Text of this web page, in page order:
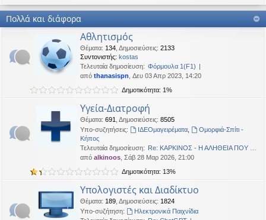
Καλησπερα
OTTO•Δευ 19 Ιαν 2026, 16:53
Καλησπερα
neodikos•Κυρ 18 Ιαν 2026, 01:49
Καλημέρα σε όλους
OTTO•Πέμ 08 Ιαν 2026, 01:33
Χρόνια πολλά, καλή χρονια με δικαιοσύνη στα παντα.
Πολλά και διάφορα
Αθλητισμός
Θέματα: 134 Δημοσιεύσεις: 2133
Συντονιστής: kostas
Τελευταία δημοσίευση: Φόρμουλα 1(F1)
από thanasispn , Δευ 03 Απρ 2023, 14:20
Δημοτικότητα: 1%
Υγεία-Διατροφή
Θέματα: 691 Δημοσιεύσεις: 8505
Υπο-συζητήσεις:
ΙΔΕΟμαγειρέματα,
Ομορφιά-Σπίτι -
Κήπος
Τελευταία δημοσίευση: Re: ΚΑΡΚΙΝΟΣ - Η ΑΛΗΘΕΙΑ ΠΟΥ …
από alkinoos , Σάβ 28 Μαρ 2026, 21:00
Δημοτικότητα: 13%
Υπολογιστές και Διαδίκτυο
Θέματα: 189 Δημοσιεύσεις: 1824
Υπο-συζήτηση:
Ηλεκτρονικά Παιχνίδια